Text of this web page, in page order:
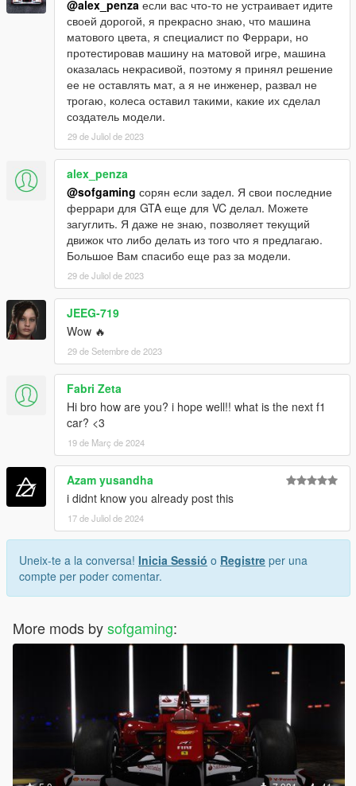
@alex_penza если вас что-то не устраивает идите
своей дорогой, я прекрасно знаю, что машина
матового цвета, я специалист по Феррари, но
протестировав машину на матовой игре, машина
оказалась некрасивой, поэтому я принял решение
ее не оставлять мат, а я не инженер, развал не
трогаю, колеса оставил такими, какие их сделал
создатель модели.
29 de Juliol de 2023
alex_penza
@sofgaming сорян если задел. Я свои последние
феррари для GTA еще для VC делал. Можете
загуглить. Я даже не знаю, позволяет текущий
движок что либо делать из того что я предлагаю.
Большое Вам спасибо еще раз за модели.
29 de Juliol de 2023
JEEG-719
Wow 🔥
29 de Setembre de 2023
Fabri Zeta
Hi bro how are you? i hope well!! what is the next f1
car? <3
19 de Març de 2024
Azam yusandha
i didnt know you already post this
17 de Juliol de 2024
Uneix-te a la conversa! Inicia Sessió o Registre per una
compte per poder comentar.
More mods bysofgaming: